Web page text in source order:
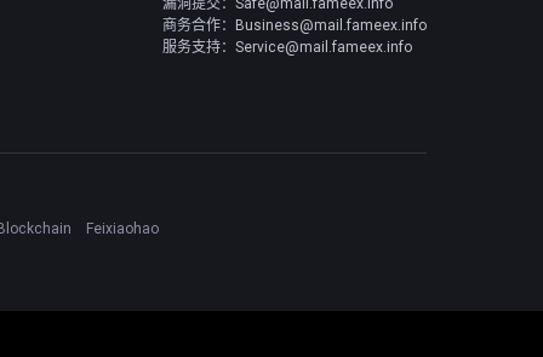
商务合作：Business@mail.fameex.info
服务支持：Service@mail.fameex.info
Feixiaohao